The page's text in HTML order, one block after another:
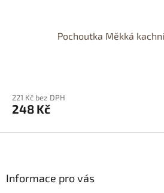
Pochoutka Měkká
221 Kč bez DPH
248 Kč
Informace pro vás